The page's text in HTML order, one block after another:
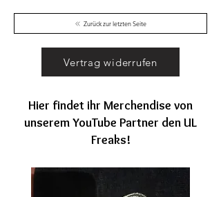
Zurück zur letzten Seite
Vertrag widerrufen
Hier findet ihr Merchendise von
unserem YouTube Partner den UL
Freaks!